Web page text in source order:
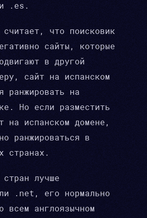
.es.
считает, что поисковик
сайты, которые
в другой
сайт на испанском
ранжировать на
Но если разместить
на испанском домене,
ранжироваться в
странах.
стран лучше
.net, его нормально
всем англоязычном